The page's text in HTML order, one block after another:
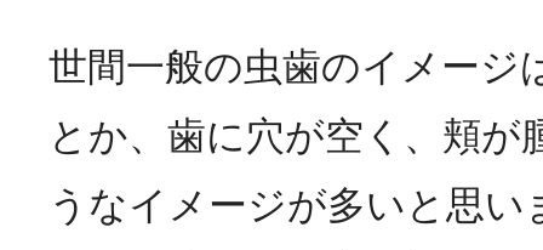
世間一般の虫歯のイメージ
とか、歯に穴が空く、頬が
うなイメージが多いと思い